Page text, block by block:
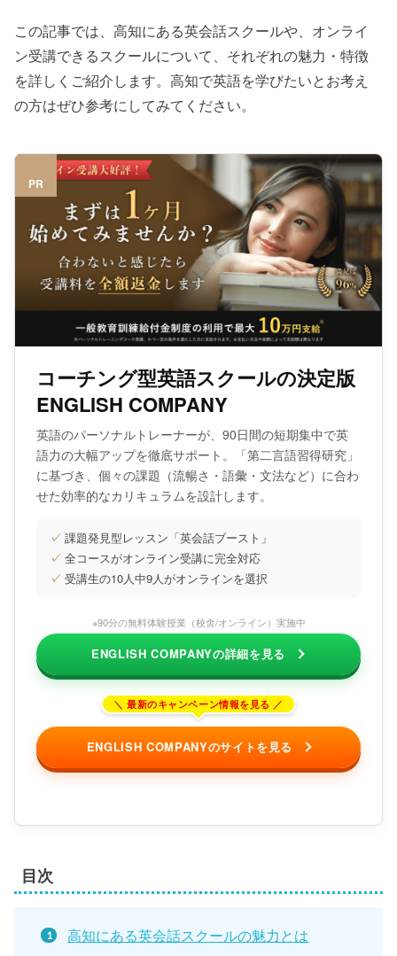
この記事では、高知にある英会話スクールや、オンライ
ン受講できるスクールについて、それぞれの魅力・特徴
を詳しくご紹介します。高知で英語を学びたいとお考え
の方はぜひ参考にしてみてください。
PR
コーチング型英語スクールの決定版
ENGLISH COMPANY
英語のパーソナルトレーナーが、90日間の短期集中で英
語力の大幅アップを徹底サポート。「第二言語習得研究」
に基づき、個々の課題（流暢さ・語彙・文法など）に合わ
せた効率的なカリキュラムを設計します。
✓ 課題発見型レッスン「英会話ブースト」
✓ 全コースがオンライン受講に完全対応
✓ 受講生の10人中9人がオンラインを選択
※90分の無料体験授業（校舎/オンライン）実施中
ENGLISH COMPANYの詳細を見る
ENGLISH COMPANYのサイトを見る
目次
高知にある英会話スクールの魅力とは